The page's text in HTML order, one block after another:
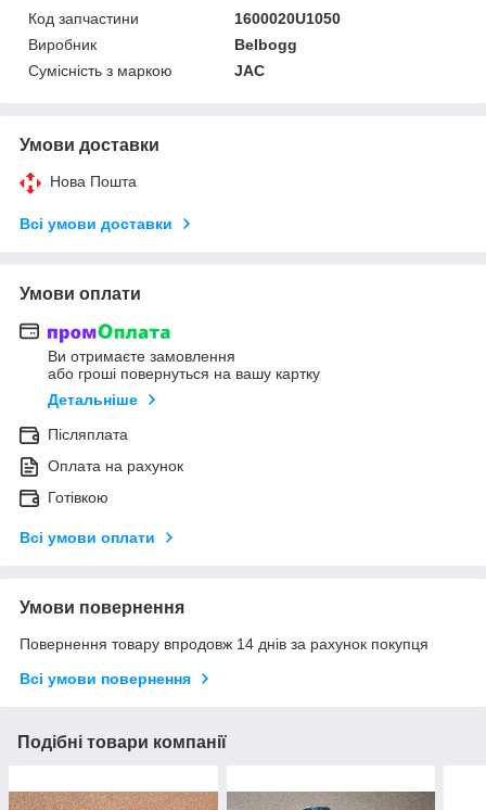
Код запчастини
1600020U1050
Виробник
Belbogg
Сумісність з маркою
JAC
Умови доставки
Нова Пошта
Всі умови доставки
Умови оплати
Ви отримаєте замовлення
або гроші повернуться на вашу картку
Детальніше
Післяплата
Оплата на рахунок
Готівкою
Всі умови оплати
Умови повернення
Повернення товару впродовж 14 днів за рахунок покупця
Всі умови повернення
Подібні товари компанії